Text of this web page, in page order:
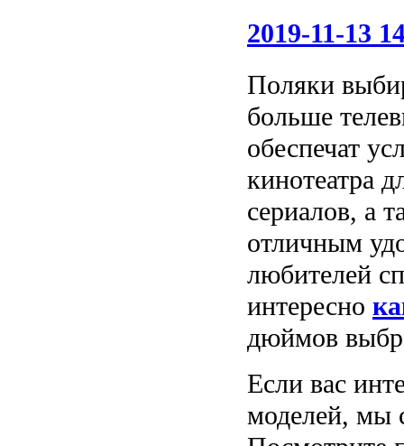
2019-11-13
Поляки
больше
обеспечат
кинотеатра
сериалов, а
отличным
любителей
интересно
дюймов
Если вас
моделей, мы